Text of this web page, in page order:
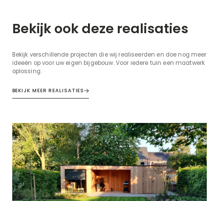
Bekijk ook deze realisaties
Bekijk verschillende projecten die wij realiseerden en doe nog meer
ideeën op voor uw eigen bijgebouw. Voor iedere tuin een maatwerk
oplossing.
BEKIJK MEER REALISATIES